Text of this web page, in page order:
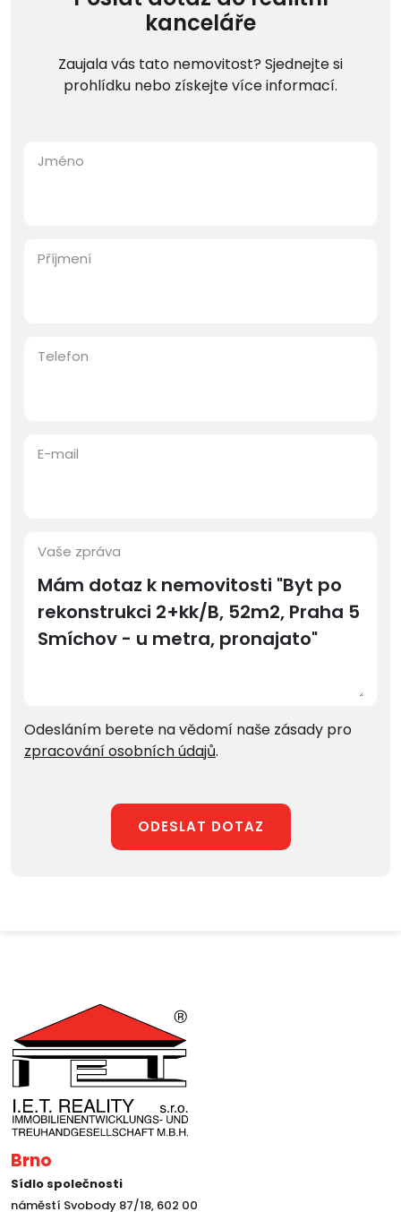
kanceláře
Zaujala vás tato nemovitost? Sjednejte si
prohlídku nebo získejte více informací.
Jméno
Příjmení
Telefon
E-mail
Vaše zpráva
Odesláním berete na vědomí naše zásady pro
zpracování osobních údajů.
ODESLAT DOTAZ
Brno
Sídlo společnosti
náměstí Svobody 87/18, 602 00